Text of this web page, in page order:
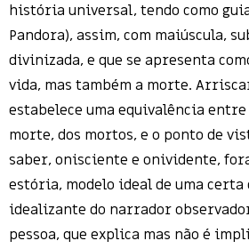
história universal, tendo como
Pandora), assim, com maiúscula,
divinizada, e que se apresenta
vida, mas também a morte.
estabelece uma equivalência
morte, dos mortos, e o ponto de
saber, onisciente e onividente,
estória, modelo ideal de uma certa
idealizante do narrador
pessoa, que explica mas não é